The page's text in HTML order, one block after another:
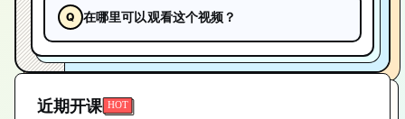
在哪里可以观看这个视频？
近期开课